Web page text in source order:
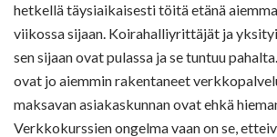
hetkellä täysiaikaisesti töitä etänä
viikossa sijaan. Koirahalliyrittäjät ja
sen sijaan ovat pulassa ja se tuntuu
ovat jo aiemmin rakentaneet
maksavan asiakaskunnan ovat ehkä
Verkkokurssien ongelma vaan on se,